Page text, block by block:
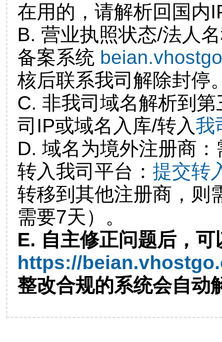
在用的，请解析回国内
B. 营业执照状态/法人
备案系统
核后联系我司解除封停
C. 非我司域名解析到
司IP或域名入库/转入我
D. 域名为境外注册商
转入我司平台： 提交转
转移到其他注册商，则
需要7天）。
E. 自主修正问题后，可
https://
整改合规的系统会自动